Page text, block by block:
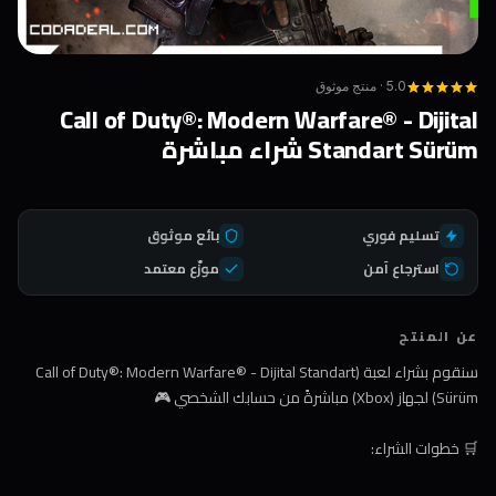
5.0 · منتج موثوق
Call of Duty®: Modern Warfare® - Dijital
Standart Sürüm شراء مباشرة
تسليم فوري
بائع موثوق
استرجاع آمن
موزّع معتمد
عن المنتج
سنقوم بشراء لعبة (Call of Duty®: Modern Warfare® - Dijital Standart
Sürüm) لجهاز (Xbox) مباشرةً من حسابك الشخصي 🎮
🛒 خطوات الشراء: